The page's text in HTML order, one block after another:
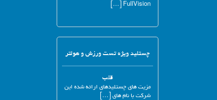
FullVision […]
چستلید ویژه تست ورزش و هولتر
قلب
مزیت های چستلیدهای ارائه شده این
شرکت با نام های […]